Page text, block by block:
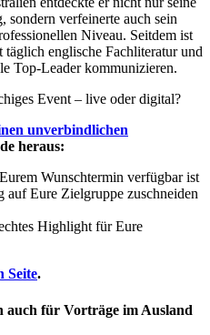
sondern verfeinerte auch sein
Niveau. Seitdem ist
englische Fachliteratur und
Top-Leader kommunizieren.
Event – live oder digital?
unverbindlichen
heraus:
Wunschtermin verfügbar ist
auf Eure Zielgruppe zuschneiden
Highlight für Eure
Seite.
für Vorträge im Ausland